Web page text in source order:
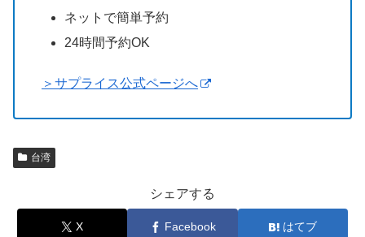
ネットで簡単予約
24時間予約OK
＞サプライス公式ページへ
台湾
シェアする
X Facebook はてブ